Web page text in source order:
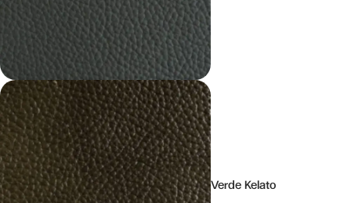
Verde Kelato